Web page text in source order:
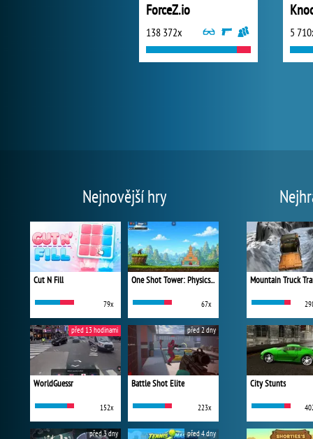
ForceZ.io
138 372x 5
Nejnovější hry
Cut N Fill
79x
One Shot Tower: Physics Destroyer
67x
WorldGuessr
152x
před 13 hodinami
Battle Shot Elite
223x
před 2 dny
před 3 dny před 4 dny
Mountain Truck
City Stunts